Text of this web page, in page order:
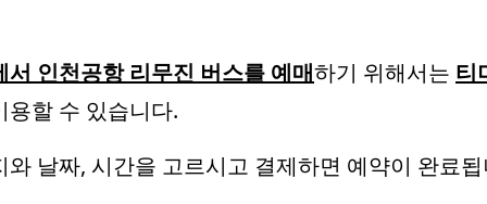
서 인천공항 리무진 버스를 예매하기 위해서는 티
용할 수 있습니다.
와 날짜, 시간을 고르시고 결제하면 예약이 완료